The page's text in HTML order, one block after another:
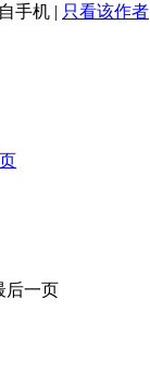
手机 | 只看该作者
后一页